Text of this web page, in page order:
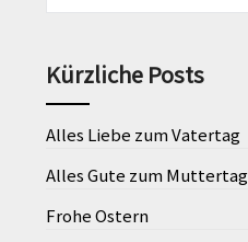
Kürzliche Posts
Alles Liebe zum Vatertag
Alles Gute zum Muttertag
Frohe Ostern